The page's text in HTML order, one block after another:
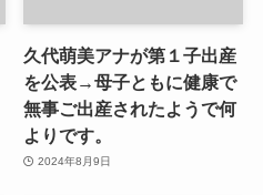
久代萌美アナが第１子出産
を公表→母子ともに健康で
無事ご出産されたようで何
よりです。
2024年8月9日